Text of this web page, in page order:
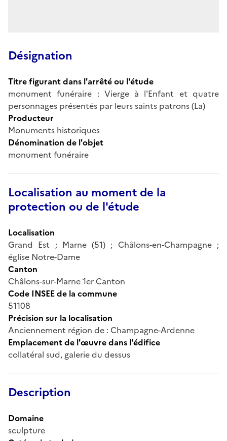
Désignation
Titre figurant dans l'arrêté ou l'étude
monument funéraire : Vierge à l'Enfant et quatre
personnages présentés par leurs saints patrons (La)
Producteur
Monuments historiques
Dénomination de l'objet
monument funéraire
Localisation au moment de la
protection ou de l'étude
Localisation
Grand Est ; Marne (51) ; Châlons-en-Champagne ;
église Notre-Dame
Canton
Châlons-sur-Marne 1er Canton
Code INSEE de la commune
51108
Précision sur la localisation
Anciennement région de : Champagne-Ardenne
Emplacement de l'œuvre dans l'édifice
collatéral sud, galerie du dessus
Description
Domaine
sculpture